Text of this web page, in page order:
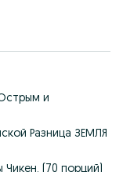
и
Разница ЗЕМЛЯ
Чикен. (70 порций)